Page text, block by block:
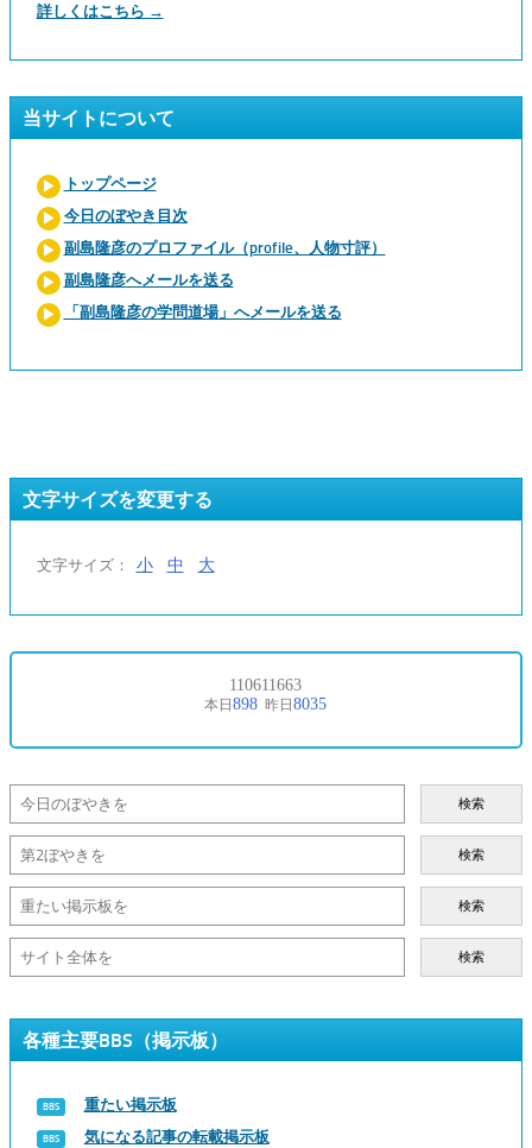
詳しくはこちら →
当サイトについて
トップページ
今日のぼやき目次
副島隆彦のプロファイル（profile、人物寸評）
副島隆彦へメールを送る
「副島隆彦の学問道場」へメールを送る
文字サイズを変更する
文字サイズ： 小 中 大
検索
検索
検索
検索
各種主要BBS（掲示板）
重たい掲示板
気になる記事の転載掲示板